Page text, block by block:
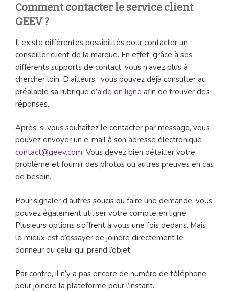
Comment contacter le service client
GEEV ?
Il existe différentes possibilités pour contacter un
conseiller client de la marque. En effet, grâce à ses
différents supports de contact, vous n’avez plus à
chercher loin. D’ailleurs, vous pouvez déjà consulter au
préalable sa rubrique d’aide en ligne afin de trouver des
réponses.
Après, si vous souhaitez le contacter par message, vous
pouvez envoyer un e-mail à son adresse électronique
contact@geev.com. Vous devez bien détailler votre
problème et fournir des photos ou autres preuves en cas
de besoin.
Pour signaler d’autres soucis ou faire une demande, vous
pouvez également utiliser votre compte en ligne.
Plusieurs options s’offrent à vous une fois dedans. Mais
le mieux est d’essayer de joindre directement le
donneur ou celui qui prend l’objet.
Par contre, il n’y a pas encore de numéro de téléphone
pour joindre la plateforme pour l’instant.